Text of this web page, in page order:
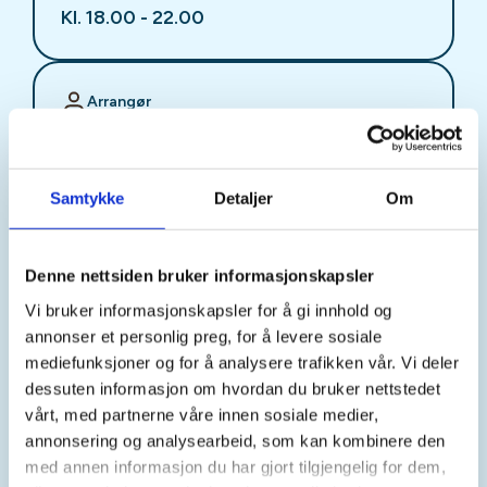
Samtykke Detaljer Om
Denne nettsiden bruker informasjonskapsler
Vi bruker informasjonskapsler for å gi innhold og
annonser et personlig preg, for å levere sosiale
mediefunksjoner og for å analysere trafikken vår. Vi deler
dessuten informasjon om hvordan du bruker nettstedet
vårt, med partnerne våre innen sosiale medier,
annonsering og analysearbeid, som kan kombinere den
med annen informasjon du har gjort tilgjengelig for dem,
Kl. 18.00 - 22.00
Arrangør
Kontaktperson
sjffung@outlook.com
Fast fredagsmøte i
Ungdomsutvalget SJFF
(SJFFU)